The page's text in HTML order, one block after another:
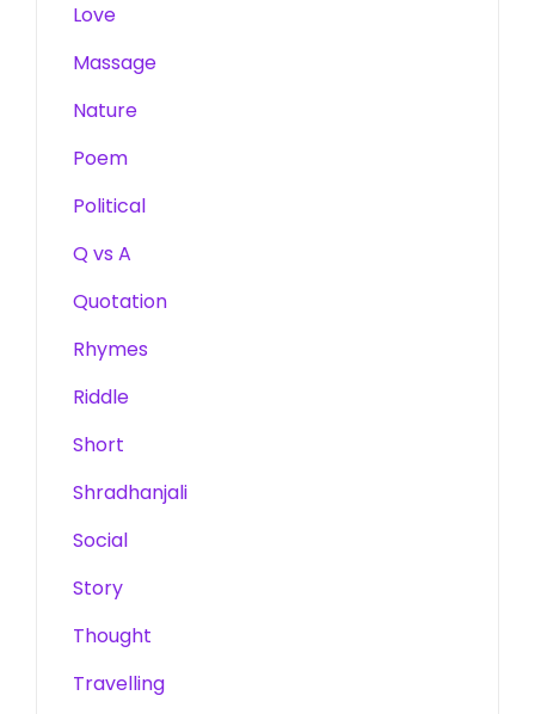
Love
Massage
Nature
Poem
Political
Q vs A
Quotation
Rhymes
Riddle
Short
Shradhanjali
Social
Story
Thought
Travelling